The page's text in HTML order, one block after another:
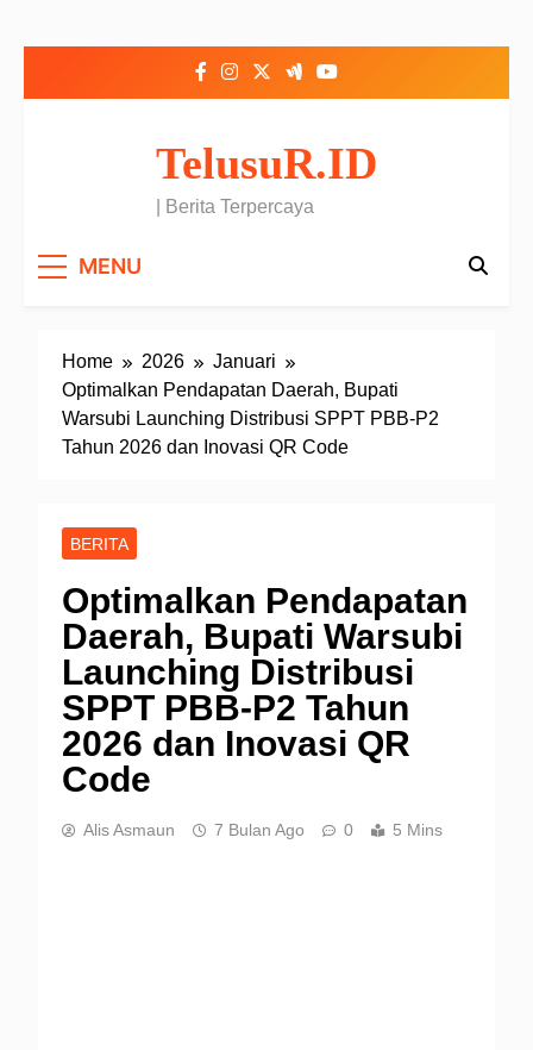
TelusuR.ID
| Berita Terpercaya
MENU
Home 2026
Januari
Optimalkan Pendapatan Daerah, Bupati
Warsubi Launching Distribusi SPPT PBB-P2
Tahun 2026 dan Inovasi QR Code
BERITA
Optimalkan Pendapatan
Daerah, Bupati Warsubi
Launching Distribusi
SPPT PBB-P2 Tahun
2026 dan Inovasi QR
Code
Alis Asmaun 7 Bulan Ago 0 5 Mins